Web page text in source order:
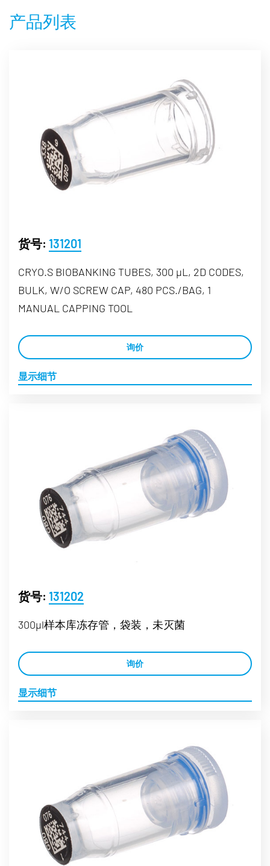
产品列表
货号: 131201
CRYO.S BIOBANKING TUBES, 300 µL, 2D CODES,
BULK, W/O SCREW CAP, 480 PCS./BAG, 1
MANUAL CAPPING TOOL
询价
显示细节
货号: 131202
300µl样本库冻存管，袋装，未灭菌
询价
显示细节